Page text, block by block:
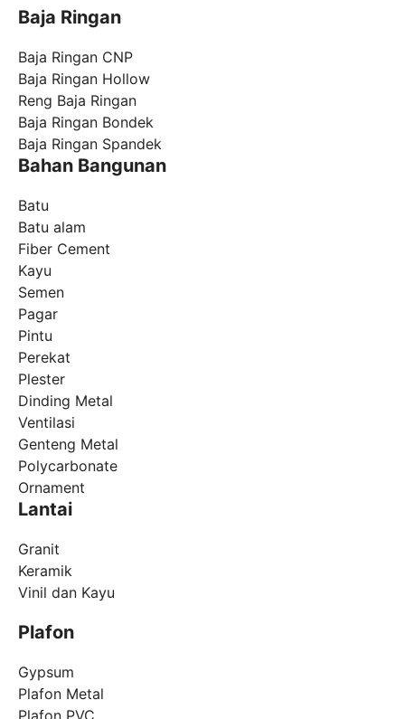
Baja Ringan
Baja Ringan CNP
Baja Ringan Hollow
Reng Baja Ringan
Baja Ringan Bondek
Baja Ringan Spandek
Bahan Bangunan
Batu
Batu alam
Fiber Cement
Kayu
Semen
Pagar
Pintu
Perekat
Plester
Dinding Metal
Ventilasi
Genteng Metal
Polycarbonate
Ornament
Lantai
Granit
Keramik
Vinil dan Kayu
Plafon
Gypsum
Plafon Metal
Plafon PVC